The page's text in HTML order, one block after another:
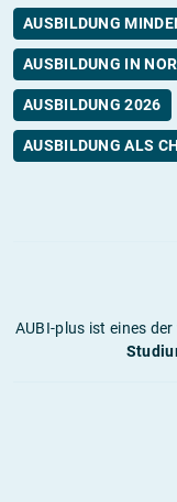
AUSBILDUNG
AUSBILDUNG IN
AUSBILDUNG 2026
AUSBILDUNG ALS
AUBI-plus ist eines der